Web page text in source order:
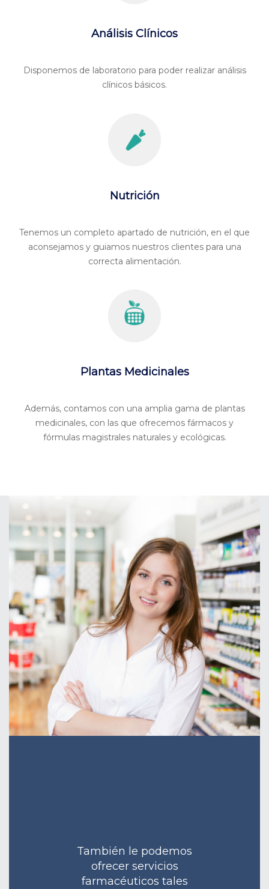
Análisis Clínicos
Disponemos de laboratorio para poder realizar análisis
clínicos básicos.
Nutrición
Tenemos un completo apartado de nutrición, en el que
aconsejamos y guiamos nuestros clientes para una
correcta alimentación.
Plantas Medicinales
Además, contamos con una amplia gama de plantas
medicinales, con las que ofrecemos fármacos y
fórmulas magistrales naturales y ecológicas.
También le podemos
ofrecer servicios
farmacéuticos tales